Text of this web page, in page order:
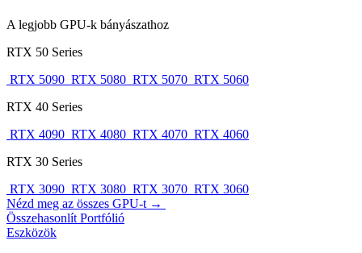
A legjobb GPU-k bányászathoz
RTX 50 Series
RTX 5090 RTX 5080 RTX 5070 RTX 5060
RTX 40 Series
RTX 4090 RTX 4080 RTX 4070 RTX 4060
RTX 30 Series
RTX 3090 RTX 3080 RTX 3070 RTX 3060
Nézd meg az összes GPU-t →
Összehasonlít Portfólió
Eszközök